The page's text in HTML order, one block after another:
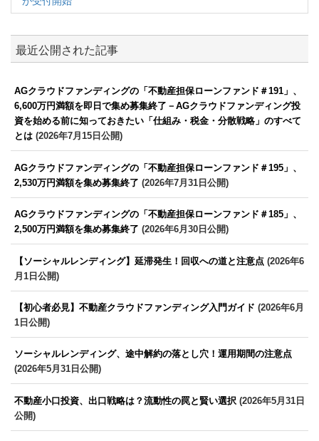
最近公開された記事
AGクラウドファンディングの「不動産担保ローンファンド＃191」、
6,600万円満額を即日で集め募集終了－AGクラウドファンディング投
資を始める前に知っておきたい「仕組み・税金・分散戦略」のすべて
とは (2026年7月15日公開)
AGクラウドファンディングの「不動産担保ローンファンド＃195」、
2,530万円満額を集め募集終了 (2026年7月31日公開)
AGクラウドファンディングの「不動産担保ローンファンド＃185」、
2,500万円満額を集め募集終了 (2026年6月30日公開)
【ソーシャルレンディング】延滞発生！回収への道と注意点 (2026年6
月1日公開)
【初心者必見】不動産クラウドファンディング入門ガイド (2026年6月
1日公開)
ソーシャルレンディング、途中解約の落とし穴！運用期間の注意点
(2026年5月31日公開)
不動産小口投資、出口戦略は？流動性の罠と賢い選択 (2026年5月31日
公開)